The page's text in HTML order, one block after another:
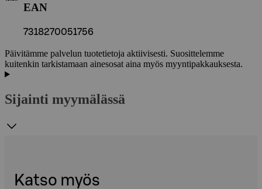
EAN
7318270051756
Päivitämme palvelun tuotetietoja aktiivisesti. Suosittelemme
kuitenkin tarkistamaan ainesosat aina myös myyntipakkauksesta.
Sijainti myymälässä
Katso myös